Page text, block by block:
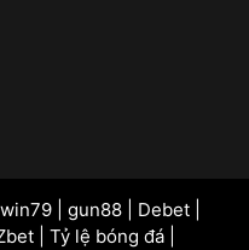
win79 gun88 Debet
Tỷ lệ bóng đá